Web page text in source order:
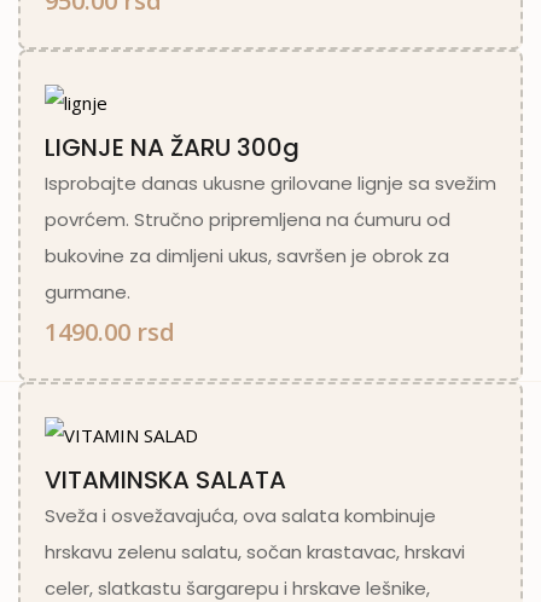
LIGNJE NA ŽARU 300g
Isprobajte danas ukusne grilovane lignje sa svežim
povrćem. Stručno pripremljena na ćumuru od
bukovine za dimljeni ukus, savršen je obrok za
gurmane.
1490.00 rsd
VITAMINSKA SALATA
Sveža i osvežavajuća, ova salata kombinuje
hrskavu zelenu salatu, sočan krastavac, hrskavi
celer, slatkastu šargarepu i hrskave lešnike,